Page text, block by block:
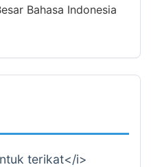
Bahasa Indonesia
terikat</i>